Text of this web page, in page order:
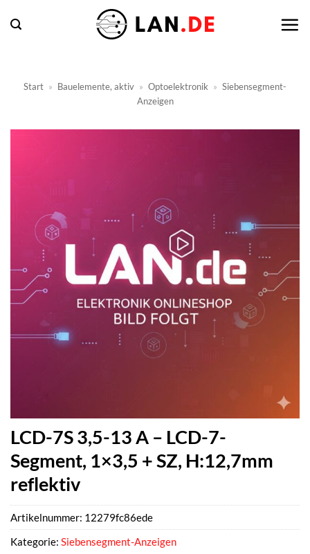
Inhalt
Start » Bauelemente, aktiv » Optoelektronik » Siebensegment-
Anzeigen
LCD-7S 3,5-13 A – LCD-7-
Segment, 1×3,5 + SZ, H:12,7mm
reflektiv
Artikelnummer: 12279fc86ede
Kategorie: Siebensegment-Anzeigen